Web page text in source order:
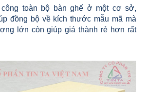
công toàn bộ bàn ghế ở một cơ sở,
đồng bộ về kích thước mẫu mã mà
lớn còn giúp giá thành rẻ hơn rất